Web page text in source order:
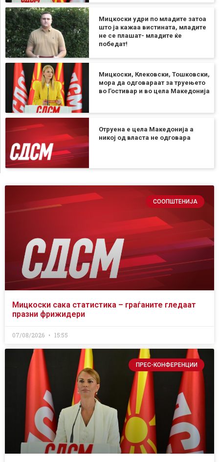
Мицкоски удри по младите затоа
што ја кажаа вистината, младите
не се плашат- младите ќе
победат!
Мицкоски, Клековски, Тошковски,
мора да одговараат за труењето
во Гостивар и во цела Македонија
Отруена е цела Македонија а
никој од власта не одговара
СООПШТЕНИЈА
Мицкоски сака статистика – граѓаните гледаат
празни фрижидери
07/08/2026 15:55
ПРЕС-КОНФЕРЕНЦИИ